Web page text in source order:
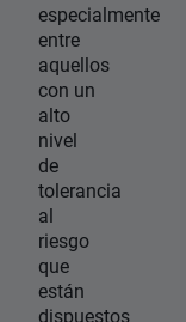
especialmente
entre
aquellos
con un
alto
nivel
de
tolerancia
al
riesgo
que
están
dispuestos